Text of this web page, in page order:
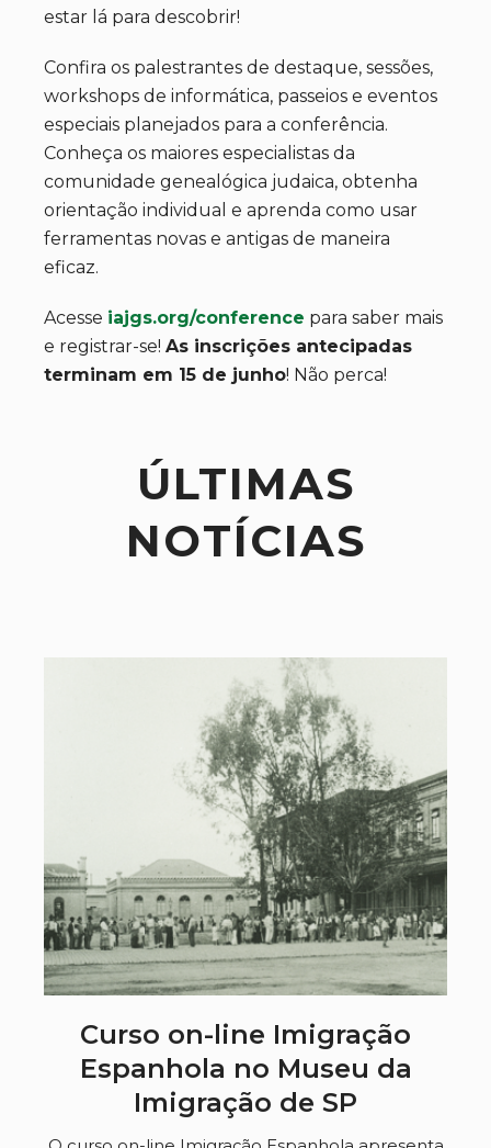
estar lá para descobrir!
Confira os palestrantes de destaque, sessões,
workshops de informática, passeios e eventos
especiais planejados para a conferência.
Conheça os maiores especialistas da
comunidade genealógica judaica, obtenha
orientação individual e aprenda como usar
ferramentas novas e antigas de maneira
eficaz.
Acesse iajgs.org/conference para saber mais
e registrar-se! As inscrições antecipadas
terminam em 15 de junho! Não perca!
ÚLTIMAS
NOTÍCIAS
Curso on-line Imigração
Espanhola no Museu da
Imigração de SP